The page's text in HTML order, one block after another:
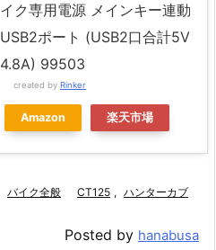
イク専用電源 メインキー連動
USB2ポート (USB2口合計5V
4.8A) 99503
created by Rinker
Amazon 楽天市場
バイク全般 CT125 , ハンターカブ
Posted by hanabusa